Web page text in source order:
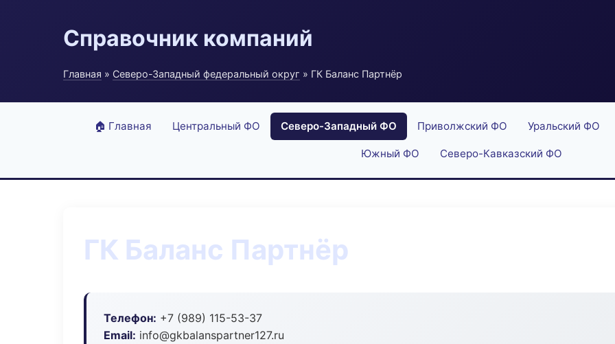
Справочник компаний
Главная » Северо-Западный федеральный округ » ГК Баланс Партнёр
🏠 Главная Центральный ФО Северо-Западный ФО Приволжский ФО Уральский ФО
Южный ФО Северо-Кавказский ФО
ГК Баланс Партнёр
Телефон: +7 (989) 115-53-37
Email: info@gkbalanspartner127.ru